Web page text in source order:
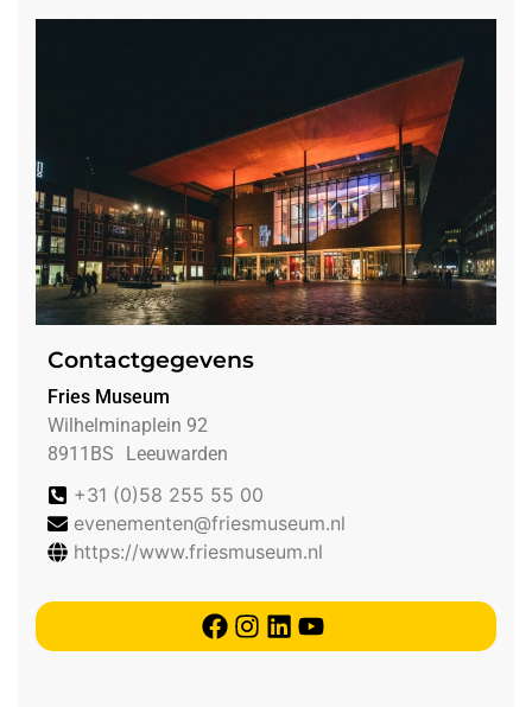
Contactgegevens
Fries Museum
Wilhelminaplein 92
8911BS
Leeuwarden
+31 (0)58 255 55 00
evenementen@friesmuseum.nl
https://www.friesmuseum.nl